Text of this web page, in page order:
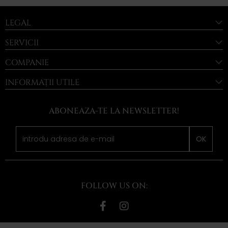
LEGAL
SERVICII
COMPANIE
INFORMAȚII UTILE
ABONEAZA-TE LA NEWSLETTER!
OK
FOLLOW US ON: